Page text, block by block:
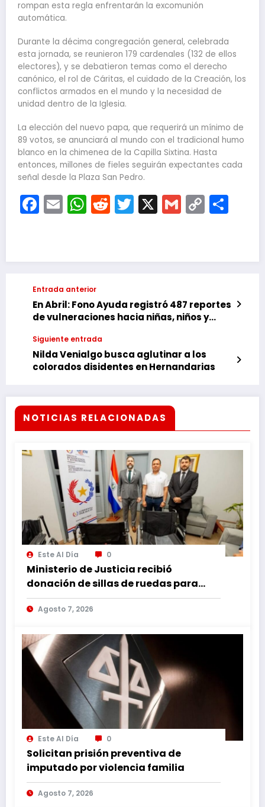
rompan esta regla enfrentarán la excomunión
automática.
Durante la décima congregación general, celebrada
esta jornada, se reunieron 179 cardenales (132 de ellos
electores), y se debatieron temas como el derecho
canónico, el rol de Cáritas, el cuidado de la Creación, los
conflictos armados en el mundo y la necesidad de
unidad dentro de la Iglesia.
La elección del nuevo papa, que requerirá un mínimo de
89 votos, se anunciará al mundo con el tradicional humo
blanco en la chimenea de la Capilla Sixtina. Hasta
entonces, millones de fieles seguirán expectantes cada
señal desde la Plaza San Pedro.
Facebook
EmailWhatsApp
Reddit
Twitter
X Gmail
Copy
Entrada anterior
En Abril: Fono Ayuda registró 487 reportes
de vulneraciones hacia niñas, niños y
Siguiente entrada
Nilda Venialgo busca aglutinar a los
colorados disidentes en Hernandarias
NOTICIAS RELACIONADAS
Este Al Día 0
Ministerio de Justicia recibió
donación de sillas de ruedas para
internos vulnerables
Agosto 7, 2026
Este Al Día 0
Solicitan prisión preventiva de
imputado por violencia familia
Agosto 7, 2026